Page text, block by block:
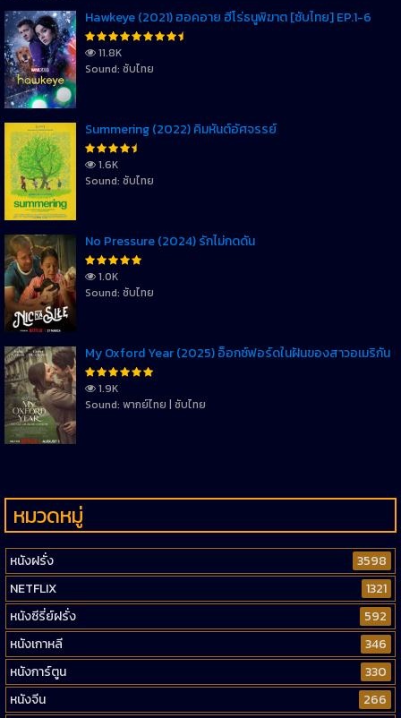
Hawkeye (2021) ฮอคอาย ฮีโร่ธนูพิฆาต [ซับไทย] EP.1-6
11.8K
Sound: ซับไทย
Summering (2022) คิมหันต์อัศจรรย์
1.6K
Sound: ซับไทย
No Pressure (2024) รักไม่กดดัน
1.0K
Sound: ซับไทย
My Oxford Year (2025) อ็อกซ์ฟอร์ดในฝันของสาวอเมริกัน
1.9K
Sound: พากย์ไทย | ซับไทย
หมวดหมู่
หนังฝรั่ง
3598
NETFLIX
1321
หนังซีรี่ย์ฝรั่ง
592
หนังเกาหลี
346
หนังการ์ตูน
330
หนังจีน
266